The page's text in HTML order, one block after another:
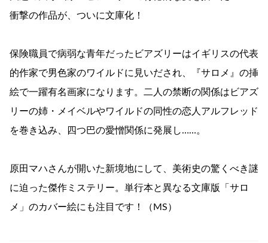
衝撃の作品が、ついに文庫化！
保険職員で病弱な青年だったビアズリーはイギリスの代表
的作家で男色家のワイルドに見いだされ、『サロメ』の挿
絵で一躍有名画家になります。二人の禁断の関係はビアズ
リーの姉・メイベルやワイルドの同性の恋人アルフレッド
を巻き込み、四つ巴の愛憎関係に発展し……。
原田マハさんが開いた新境地にして、美術史の驚くべき謎
に迫った傑作ミステリー。単行本と異なる文庫版「サロ
メ」のカバー絵にも注目です！（MS）